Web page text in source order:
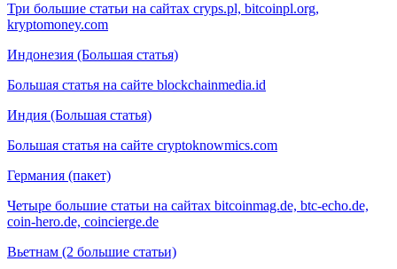
Три большие статьи на сайтах cryps.pl, bitcoinpl.org,
kryptomoney.com
Индонезия (Большая статья)
Большая статья на сайте blockchainmedia.id
Индия (Большая статья)
Большая статья на сайте cryptoknowmics.com
Германия (пакет)
Четыре большие статьи на сайтах bitcoinmag.de, btc-echo.de,
coin-hero.de, coincierge.de
Вьетнам (2 большие статьи)